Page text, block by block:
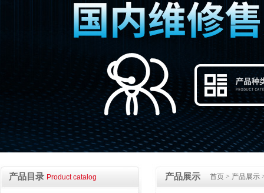
产品目录 Product catalog 产品展示 首页 > 产品展示